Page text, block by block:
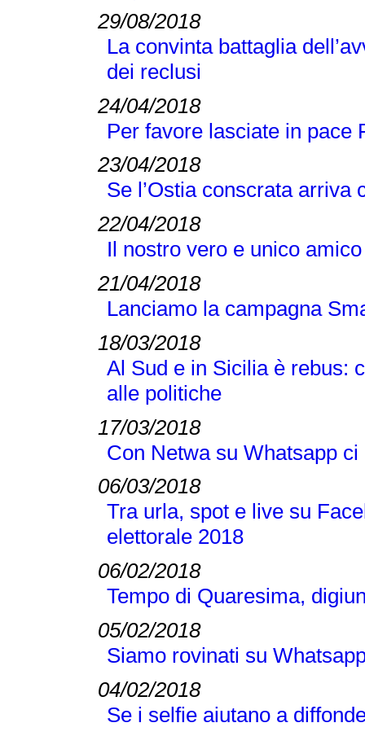
29/08/2018
La convinta battaglia
dei reclusi
24/04/2018
Per favore lasciate in pace
23/04/2018
Se l’Ostia conscrata arriva
22/04/2018
Il nostro vero e unico
21/04/2018
Lanciamo la campagna
18/03/2018
Al Sud e in Sicilia è rebus:
alle politiche
17/03/2018
Con Netwa su Whatsapp
06/03/2018
Tra urla, spot e live su
elettorale 2018
06/02/2018
Tempo di Quaresima,
05/02/2018
Siamo rovinati su
04/02/2018
Se i selfie aiutano a